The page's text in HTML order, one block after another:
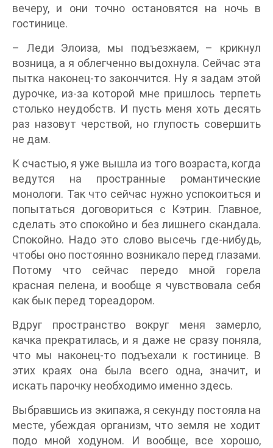
вечеру, и они точно остановятся на ночь в
гостинице.
– Леди Элоиза, мы подъезжаем, – крикнул
возница, а я облегченно выдохнула. Сейчас эта
пытка наконец-то закончится. Ну я задам этой
дурочке, из-за которой мне пришлось терпеть
столько неудобств. И пусть меня хоть десять
раз назовут черствой, но глупость совершить
не дам.
К счастью, я уже вышла из того возраста, когда
ведутся на пространные романтические
монологи. Так что сейчас нужно успокоиться и
попытаться договориться с Кэтрин. Главное,
сделать это спокойно и без лишнего скандала.
Спокойно. Надо это слово высечь где-нибудь,
чтобы оно постоянно возникало перед глазами.
Потому что сейчас передо мной горела
красная пелена, и вообще я чувствовала себя
как бык перед тореадором.
Вдруг пространство вокруг меня замерло,
качка прекратилась, и я даже не сразу поняла,
что мы наконец-то подъехали к гостинице. В
этих краях она была всего одна, значит, и
искать парочку необходимо именно здесь.
Выбравшись из экипажа, я секунду постояла на
месте, убеждая организм, что земля не ходит
подо мной ходуном. И вообще, все хорошо,